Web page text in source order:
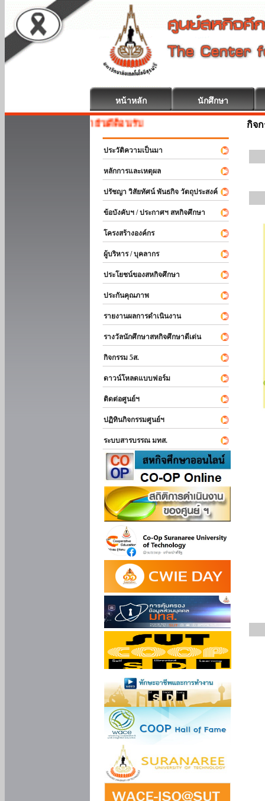
หน้าหลัก นักศึกษา
สหกิจศึกษา ยินดีต้อนรับ
ประวัติความเป็นมา
หลักการและเหตุผล
ปรัชญา วิสัยทัศน์ พันธกิจ วัตถุประสงค์
ข้อบังคับฯ / ประกาศฯ สหกิจศึกษา
โครงสร้างองค์กร
ผู้บริหาร / บุคลากร
ประโยชน์ของสหกิจศึกษา
ประกันคุณภาพ
รายงานผลการดำเนินงาน
รางวัลนักศึกษาสหกิจศึกษาดีเด่น
กิจกรรม 5ส.
ดาวน์โหลดแบบฟอร์ม
ติดต่อศูนย์ฯ
ปฏิทินกิจกรรมศูนย์ฯ
ระบบสารบรรณ มทส.
กิจ